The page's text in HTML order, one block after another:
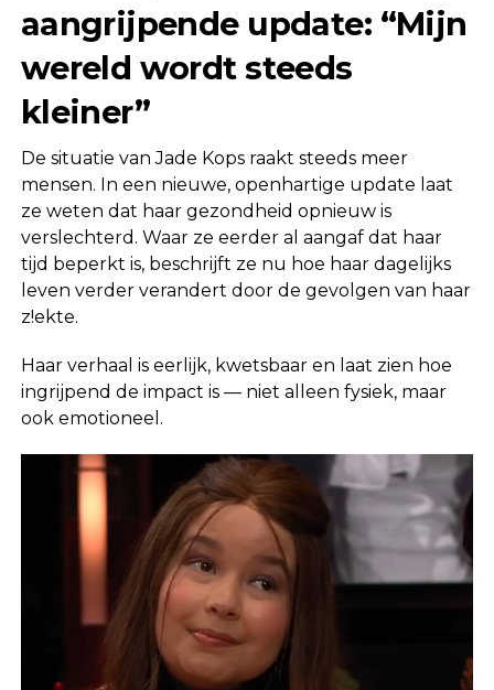
aangrijpende update: “Mijn
wereld wordt steeds
kleiner”
De situatie vanJade Kopsraakt steeds meer
mensen. In een nieuwe, openhartige update laat
ze weten dat haar gezondheid opnieuw is
verslechterd. Waar ze eerder al aangaf dat haar
tijd beperkt is, beschrijft ze nu hoe haar dagelijks
leven verder verandert door de gevolgen van haar
z!ekte.
Haar verhaal is eerlijk, kwetsbaar en laat zien hoe
ingrijpend de impact is — niet alleen fysiek, maar
ook emotioneel.